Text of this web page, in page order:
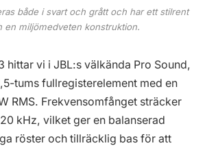
både i svart och grått och har ett stilrent
en miljömedveten konstruktion.
hittar vi i JBL:s välkända Pro Sound,
tums fullregisterelement med en
RMS. Frekvensomfånget sträcker
kHz, vilket ger en balanserad
röster och tillräcklig bas för att